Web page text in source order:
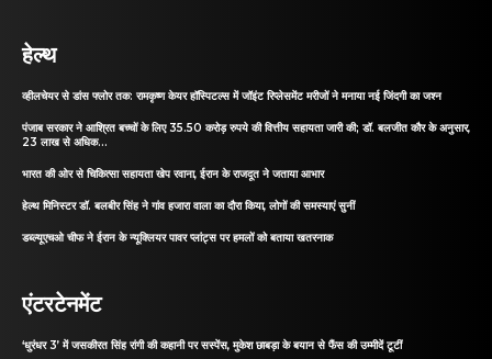
हेल्थ
व्हीलचेयर से डांस फ्लोर तक: रामकृष्ण केयर हॉस्पिटल्स में जॉइंट रिप्लेसमेंट मरीजों ने मनाया नई जिंदगी का जश्न
पंजाब सरकार ने आश्रित बच्चों के लिए 35.50 करोड़ रुपये की वित्तीय सहायता जारी की; डॉ. बलजीत कौर के अनुसार,
23 लाख से अधिक...
भारत की ओर से चिकित्सा सहायता खेप रवाना, ईरान के राजदूत ने जताया आभार
हेल्थ मिनिस्टर डॉ. बलबीर सिंह ने गांव हजारा वाला का दौरा किया, लोगों की समस्याएं सुनीं
डब्ल्यूएचओ चीफ ने ईरान के न्यूक्लियर पावर प्लांट्स पर हमलों को बताया खतरनाक
एंटरटेनमेंट
‘धुरंधर 3’ में जसकीरत सिंह रांगी की कहानी पर सस्पेंस, मुकेश छाबड़ा के बयान से फैंस की उम्मीदें टूटीं